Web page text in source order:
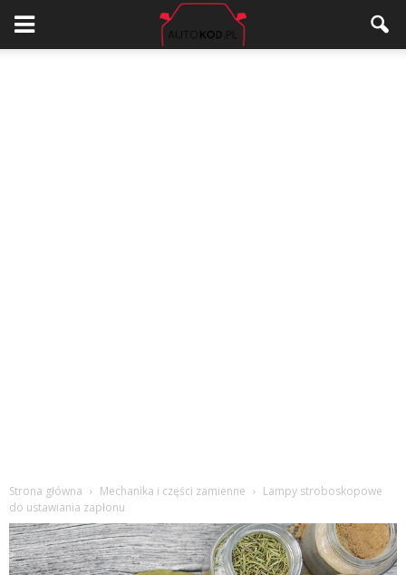
Strona główna Mechanika i części zamienne
Lampy stroboskopowe
do ustawiania zapłonu